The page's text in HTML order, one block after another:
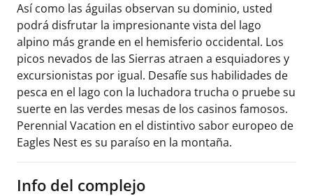
Así como las águilas observan su dominio, usted
podrá disfrutar la impresionante vista del lago
alpino más grande en el hemisferio occidental. Los
picos nevados de las Sierras atraen a esquiadores y
excursionistas por igual. Desafíe sus habilidades de
pesca en el lago con la luchadora trucha o pruebe su
suerte en las verdes mesas de los casinos famosos.
Perennial Vacation en el distintivo sabor europeo de
Eagles Nest es su paraíso en la montaña.
Info del complejo